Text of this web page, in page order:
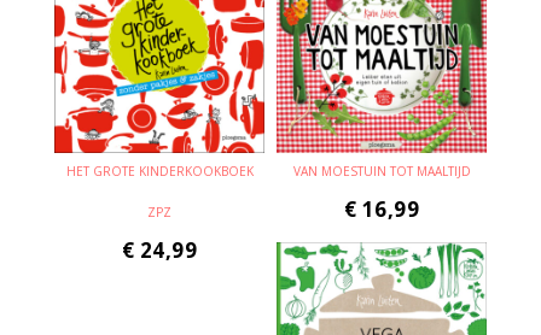
HET GROTE KINDERKOOKBOEK
ZPZ
€ 24,99
VAN MOESTUIN TOT MAALTIJD
€ 16,99